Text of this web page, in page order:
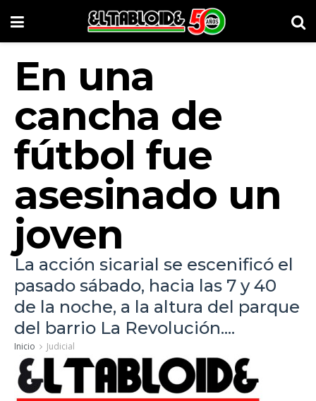
En una
cancha de
fútbol fue
asesinado un
joven
La acción sicarial se escenificó el
pasado sábado, hacia las 7 y 40
de la noche, a la altura del parque
del barrio La Revolución....
Inicio Judicial